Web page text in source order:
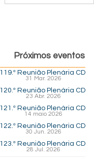
Próximos eventos
119.ª Reunião Plenária CD
31 Mar. 2026
120.ª Reunião Plenária CD
23 Abr. 2026
121.ª Reunião Plenária CD
14 maio 2026
122.ª Reunião Plenária CD
30 Jun. 2026
123.ª Reunião Plenária CD
28 Jul. 2026